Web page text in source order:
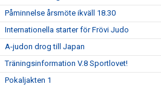
Påminnelse årsmöte ikväll 18.30
Internationella starter för Frövi Judo
A-judon drog till Japan
Träningsinformation V.8 Sportlovet!
Pokaljakten 1